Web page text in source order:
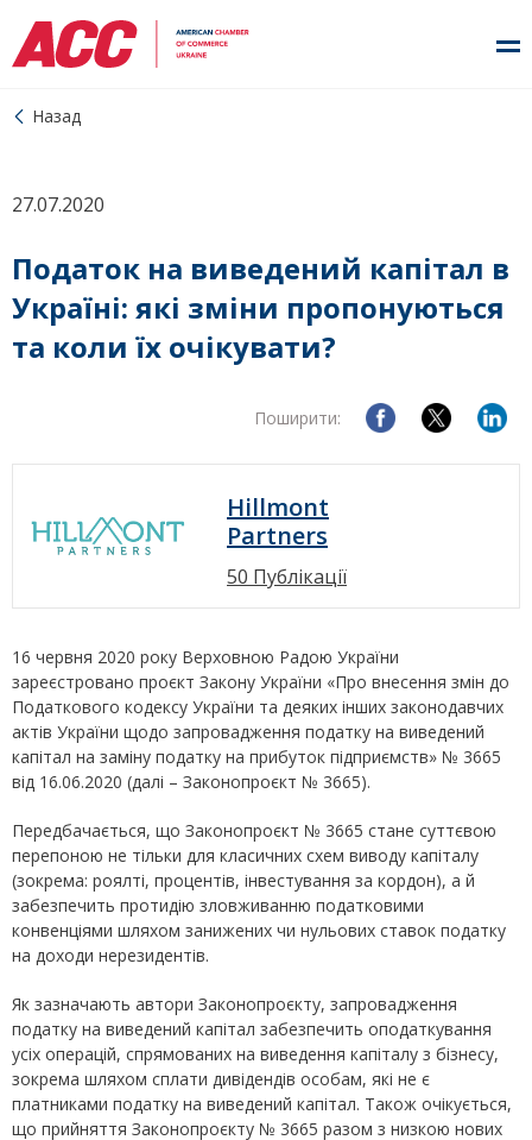
Назад
27.07.2020
Податок на виведений капітал в
Україні: які зміни пропонуються
та коли їх очікувати?
Поширити:
Hillmont
Partners
50 Публікації
16 червня 2020 року Верховною Радою України
зареєстровано проєкт Закону України «Про внесення змін до
Податкового кодексу України та деяких інших законодавчих
актів України щодо запровадження податку на виведений
капітал на заміну податку на прибуток підприємств» № 3665
від 16.06.2020 (далі – Законопроєкт № 3665).
Передбачається, що Законопроєкт № 3665 стане суттєвою
перепоною не тільки для класичних схем виводу капіталу
(зокрема: роялті, процентів, інвестування за кордон), а й
забезпечить протидію зловживанню податковими
конвенціями шляхом занижених чи нульових ставок податку
на доходи нерезидентів.
Як зазначають автори Законопроєкту, запровадження
податку на виведений капітал забезпечить оподаткування
усіх операцій, спрямованих на виведення капіталу з бізнесу,
зокрема шляхом сплати дивідендів особам, які не є
платниками податку на виведений капітал. Також очікується,
що прийняття Законопроєкту № 3665 разом з низкою нових